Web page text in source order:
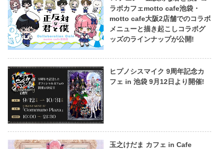
ラボカフェmotto cafe池袋・
motto cafe大阪2店舗でのコラボ
メニューと描き起こしコラボグ
ッズのラインナップが公開!
ヒプノシスマイク 9周年記念カ
フェ in 池袋 9月12日より開催!
玉之けだま カフェ in Cafe